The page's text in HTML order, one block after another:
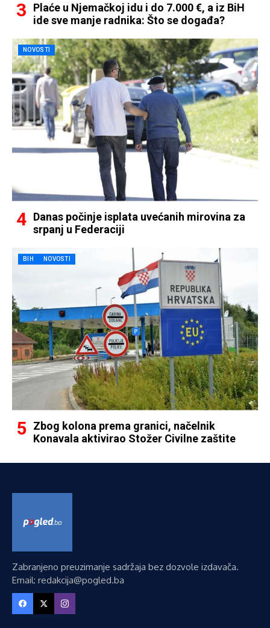
Plaće u Njemačkoj idu i do 7.000 €, a iz BiH
ide sve manje radnika: Što se događa?
NOVOSTI
Danas počinje isplata uvećanih mirovina za
srpanj u Federaciji
BIH NOVOSTI
Zbog kolona prema granici, načelnik
Konavala aktivirao Stožer Civilne zaštite
Zabranjeno preuzimanje sadržaja bez dozvole izdavača.
Email: redakcija@pogled.ba